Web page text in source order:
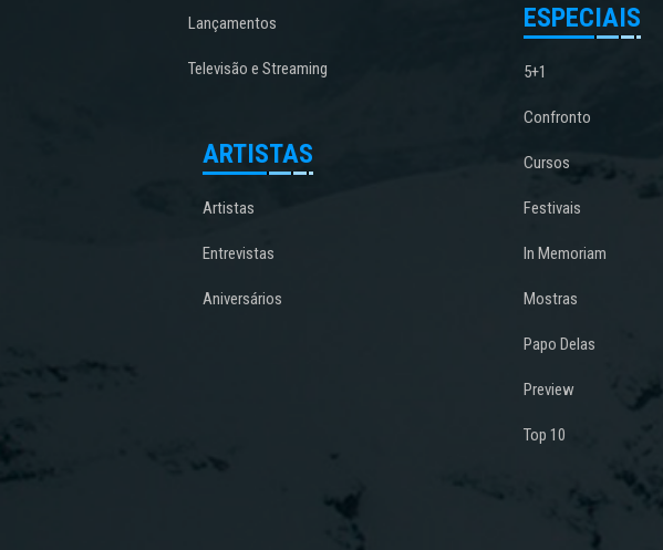
Lançamentos
Televisão e Streaming
ARTISTAS
Artistas
Entrevistas
Aniversários
ESPECIAIS
5+1
Confronto
Cursos
Festivais
In Memoriam
Mostras
Papo Delas
Preview
Top 10